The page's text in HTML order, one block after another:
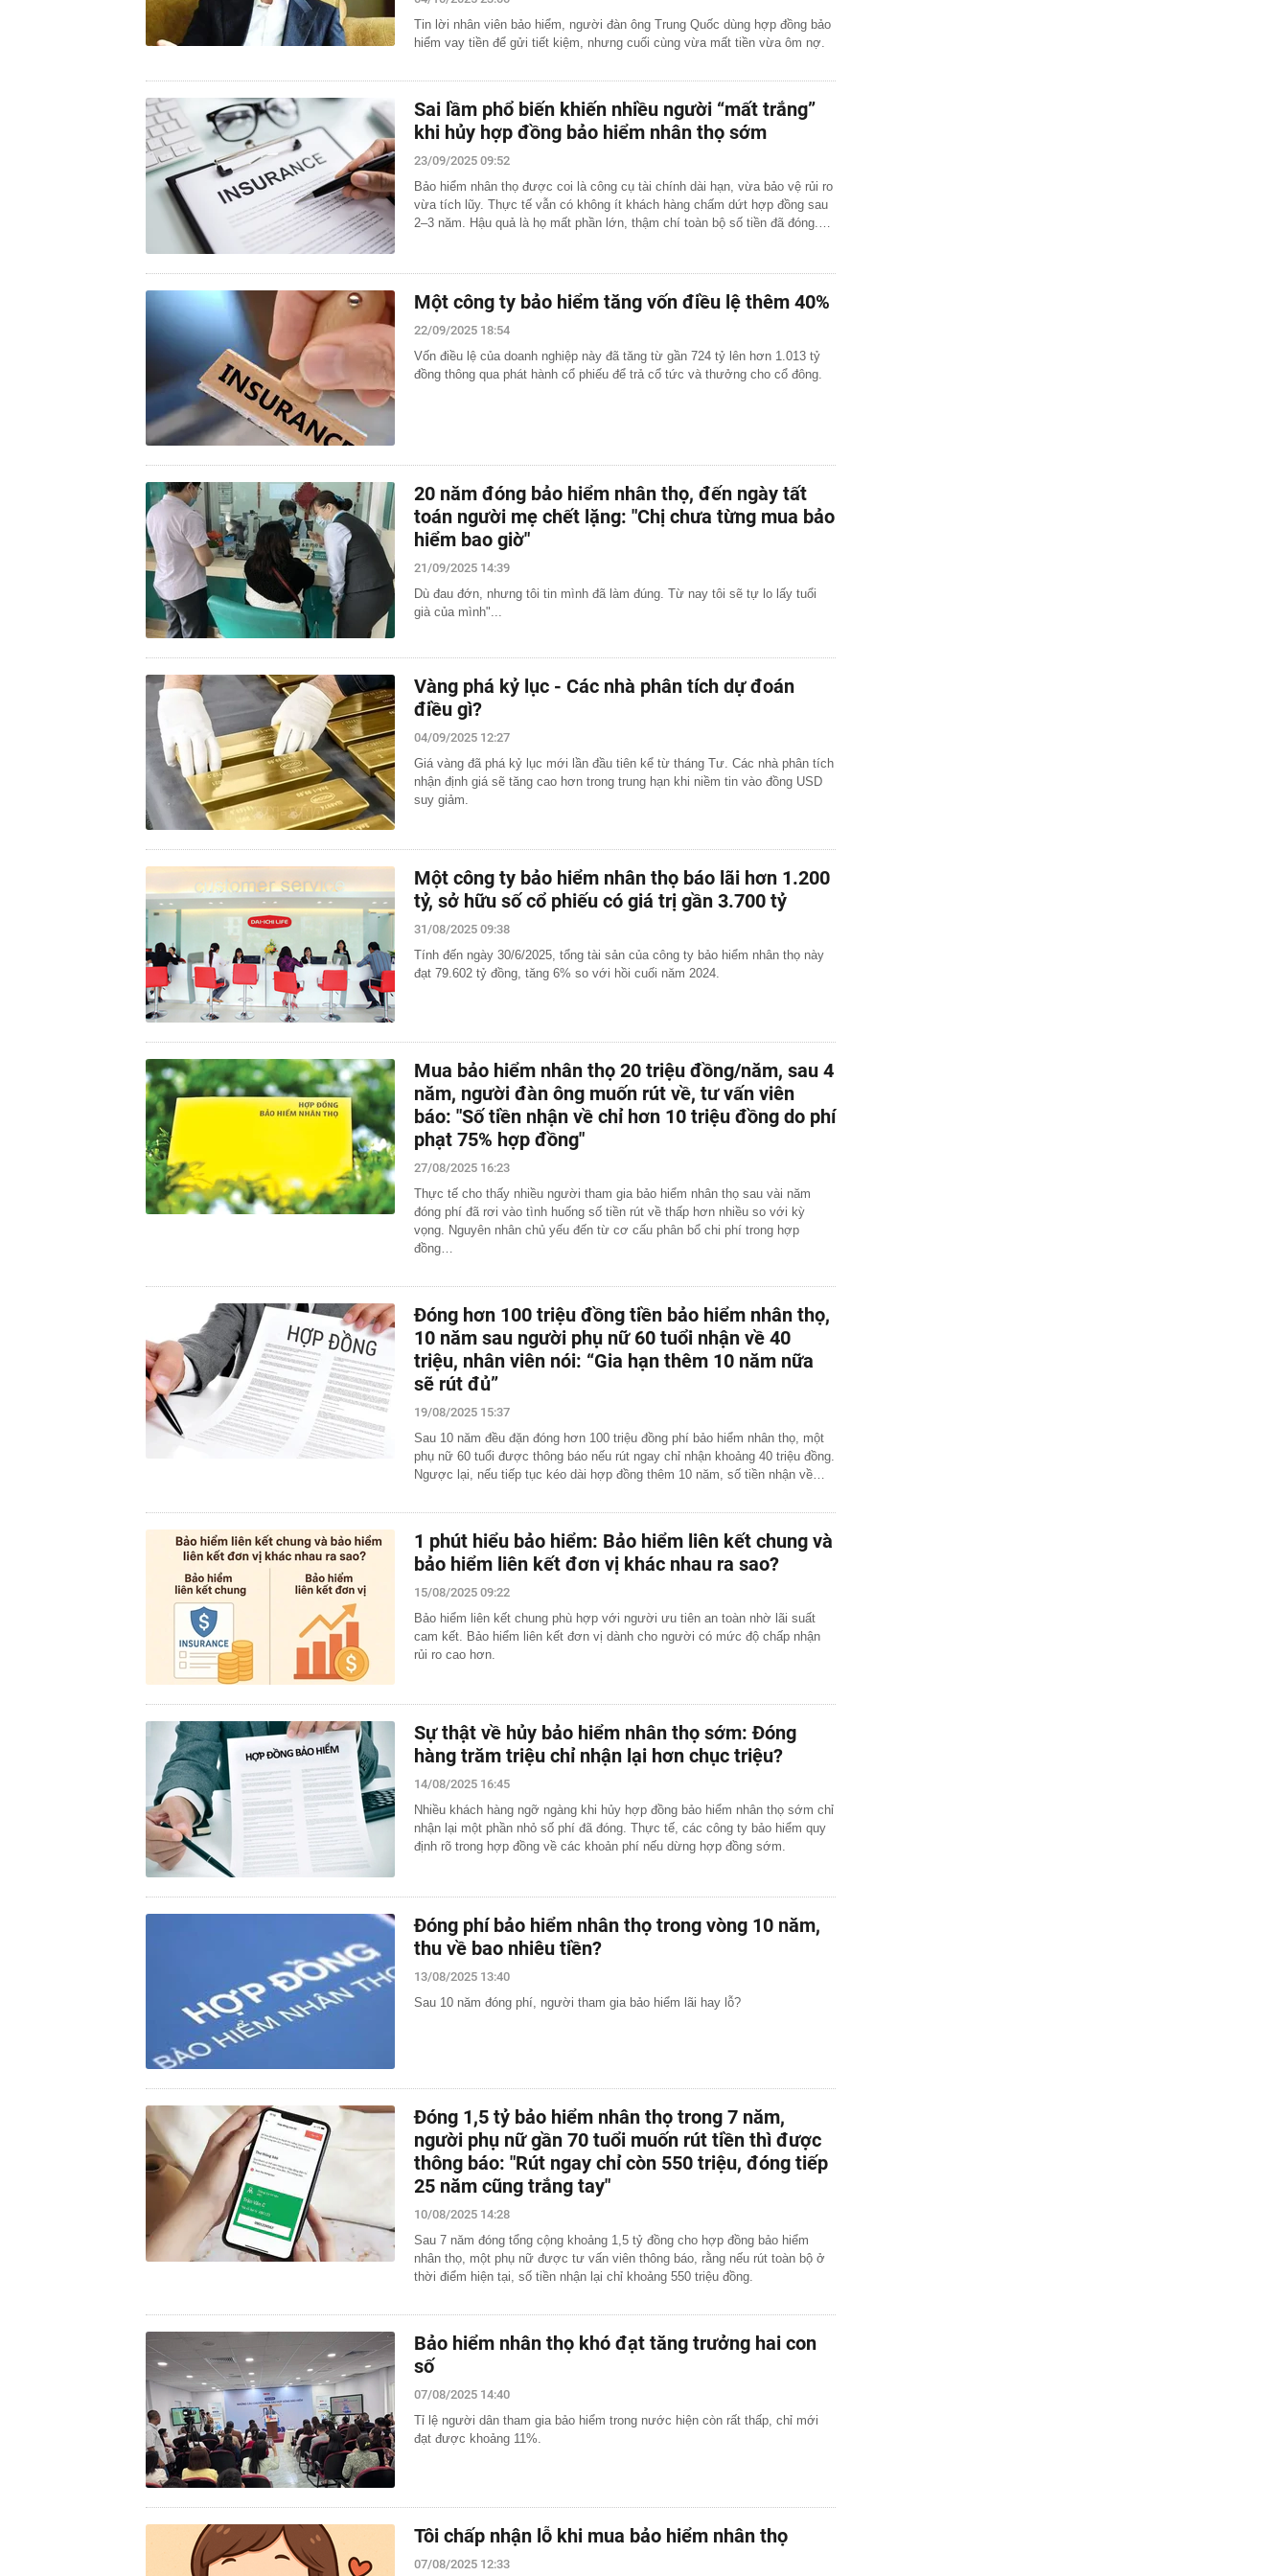
Tin lời nhân viên bảo hiểm, người đàn ông Trung Quốc dùng hợp đồng bảo
hiểm vay tiền để gửi tiết kiệm, nhưng cuối cùng vừa mất tiền vừa ôm nợ.
Sai lầm phổ biến khiến nhiều người “mất trắng”
khi hủy hợp đồng bảo hiểm nhân thọ sớm
23/09/2025 09:52
Bảo hiểm nhân thọ được coi là công cụ tài chính dài hạn, vừa bảo vệ rủi ro
vừa tích lũy. Thực tế vẫn có không ít khách hàng chấm dứt hợp đồng sau
2–3 năm. Hậu quả là họ mất phần lớn, thậm chí toàn bộ số tiền đã đóng.…
Một công ty bảo hiểm tăng vốn điều lệ thêm 40%
22/09/2025 18:54
Vốn điều lệ của doanh nghiệp này đã tăng từ gần 724 tỷ lên hơn 1.013 tỷ
đồng thông qua phát hành cổ phiếu để trả cổ tức và thưởng cho cổ đông.
20 năm đóng bảo hiểm nhân thọ, đến ngày tất
toán người mẹ chết lặng: "Chị chưa từng mua bảo
hiểm bao giờ"
21/09/2025 14:39
Dù đau đớn, nhưng tôi tin mình đã làm đúng. Từ nay tôi sẽ tự lo lấy tuổi
già của mình"...
Vàng phá kỷ lục - Các nhà phân tích dự đoán
điều gì?
04/09/2025 12:27
Giá vàng đã phá kỷ lục mới lần đầu tiên kể từ tháng Tư. Các nhà phân tích
nhận định giá sẽ tăng cao hơn trong trung hạn khi niềm tin vào đồng USD
suy giảm.
Một công ty bảo hiểm nhân thọ báo lãi hơn 1.200
tỷ, sở hữu số cổ phiếu có giá trị gần 3.700 tỷ
31/08/2025 09:38
Tính đến ngày 30/6/2025, tổng tài sản của công ty bảo hiểm nhân thọ này
đạt 79.602 tỷ đồng, tăng 6% so với hồi cuối năm 2024.
Mua bảo hiểm nhân thọ 20 triệu đồng/năm, sau 4
năm, người đàn ông muốn rút về, tư vấn viên
báo: "Số tiền nhận về chỉ hơn 10 triệu đồng do phí
phạt 75% hợp đồng"
27/08/2025 16:23
Thực tế cho thấy nhiều người tham gia bảo hiểm nhân thọ sau vài năm
đóng phí đã rơi vào tình huống số tiền rút về thấp hơn nhiều so với kỳ
vọng. Nguyên nhân chủ yếu đến từ cơ cấu phân bổ chi phí trong hợp
đồng…
Đóng hơn 100 triệu đồng tiền bảo hiểm nhân thọ,
10 năm sau người phụ nữ 60 tuổi nhận về 40
triệu, nhân viên nói: “Gia hạn thêm 10 năm nữa
sẽ rút đủ”
19/08/2025 15:37
Sau 10 năm đều đặn đóng hơn 100 triệu đồng phí bảo hiểm nhân thọ, một
phụ nữ 60 tuổi được thông báo nếu rút ngay chỉ nhận khoảng 40 triệu đồng.
Ngược lại, nếu tiếp tục kéo dài hợp đồng thêm 10 năm, số tiền nhận về…
1 phút hiểu bảo hiểm: Bảo hiểm liên kết chung và
bảo hiểm liên kết đơn vị khác nhau ra sao?
15/08/2025 09:22
Bảo hiểm liên kết chung phù hợp với người ưu tiên an toàn nhờ lãi suất
cam kết. Bảo hiểm liên kết đơn vị dành cho người có mức độ chấp nhận
rủi ro cao hơn.
Sự thật về hủy bảo hiểm nhân thọ sớm: Đóng
hàng trăm triệu chỉ nhận lại hơn chục triệu?
14/08/2025 16:45
Nhiều khách hàng ngỡ ngàng khi hủy hợp đồng bảo hiểm nhân thọ sớm chỉ
nhận lại một phần nhỏ số phí đã đóng. Thực tế, các công ty bảo hiểm quy
định rõ trong hợp đồng về các khoản phí nếu dừng hợp đồng sớm.
Đóng phí bảo hiểm nhân thọ trong vòng 10 năm,
thu về bao nhiêu tiền?
13/08/2025 13:40
Sau 10 năm đóng phí, người tham gia bảo hiểm lãi hay lỗ?
Đóng 1,5 tỷ bảo hiểm nhân thọ trong 7 năm,
người phụ nữ gần 70 tuổi muốn rút tiền thì được
thông báo: "Rút ngay chỉ còn 550 triệu, đóng tiếp
25 năm cũng trắng tay"
10/08/2025 14:28
Sau 7 năm đóng tổng cộng khoảng 1,5 tỷ đồng cho hợp đồng bảo hiểm
nhân thọ, một phụ nữ được tư vấn viên thông báo, rằng nếu rút toàn bộ ở
thời điểm hiện tại, số tiền nhận lại chỉ khoảng 550 triệu đồng.
Bảo hiểm nhân thọ khó đạt tăng trưởng hai con
số
07/08/2025 14:40
Tỉ lệ người dân tham gia bảo hiểm trong nước hiện còn rất thấp, chỉ mới
đạt được khoảng 11%.
Tôi chấp nhận lỗ khi mua bảo hiểm nhân thọ
07/08/2025 12:33